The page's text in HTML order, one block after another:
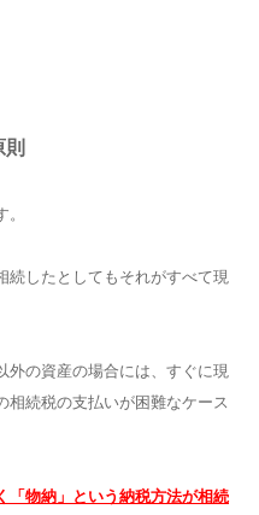
則
続したとしてもそれがすべて現
外の資産の場合には、すぐに現
続税の支払いが困難なケース
「物納」という納税方法が相続